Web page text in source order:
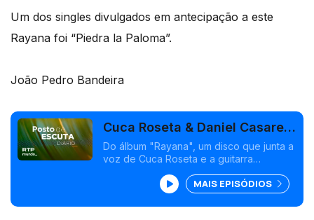
Um dos singles divulgados em antecipação a este
Rayana foi “Piedra la Paloma”.
João Pedro Bandeira
Cuca Roseta & Daniel Casares
- "Piedra la Paloma"
Do álbum "Rayana", um disco que junta a
voz de Cuca Roseta e a guitarra
iniciativa do produtor cubano Oscar
MAIS EPISÓDIOS